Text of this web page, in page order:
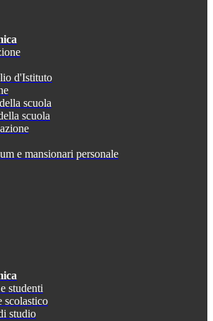
d'Istituto
scuola
scuola
e mansionari personale
studenti
scolastico
studio